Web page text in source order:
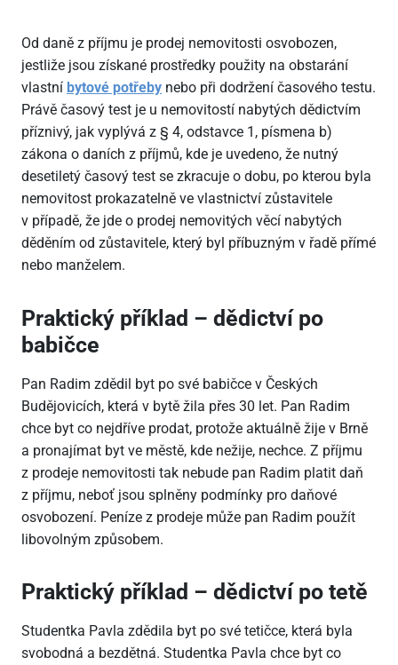
Od daně z příjmu je prodej nemovitosti osvobozen,
jestliže jsou získané prostředky použity na obstarání
vlastní bytové potřeby nebo při dodržení časového testu.
Právě časový test je u nemovitostí nabytých dědictvím
příznivý, jak vyplývá z § 4, odstavce 1, písmena b)
zákona o daních z příjmů, kde je uvedeno, že nutný
desetiletý časový test se zkracuje o dobu, po kterou byla
nemovitost prokazatelně ve vlastnictví zůstavitele
v případě, že jde o prodej nemovitých věcí nabytých
děděním od zůstavitele, který byl příbuzným v řadě přímé
nebo manželem.
Praktický příklad – dědictví po
babičce
Pan Radim zdědil byt po své babičce v Českých
Budějovicích, která v bytě žila přes 30 let. Pan Radim
chce byt co nejdříve prodat, protože aktuálně žije v Brně
a pronajímat byt ve městě, kde nežije, nechce. Z příjmu
z prodeje nemovitosti tak nebude pan Radim platit daň
z příjmu, neboť jsou splněny podmínky pro daňové
osvobození. Peníze z prodeje může pan Radim použít
libovolným způsobem.
Praktický příklad – dědictví po tetě
Studentka Pavla zdědila byt po své tetičce, která byla
svobodná a bezdětná. Studentka Pavla chce byt co